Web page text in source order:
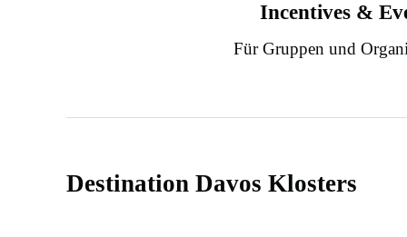
Incentives &
Für Gruppen und
Destination Davos Klosters